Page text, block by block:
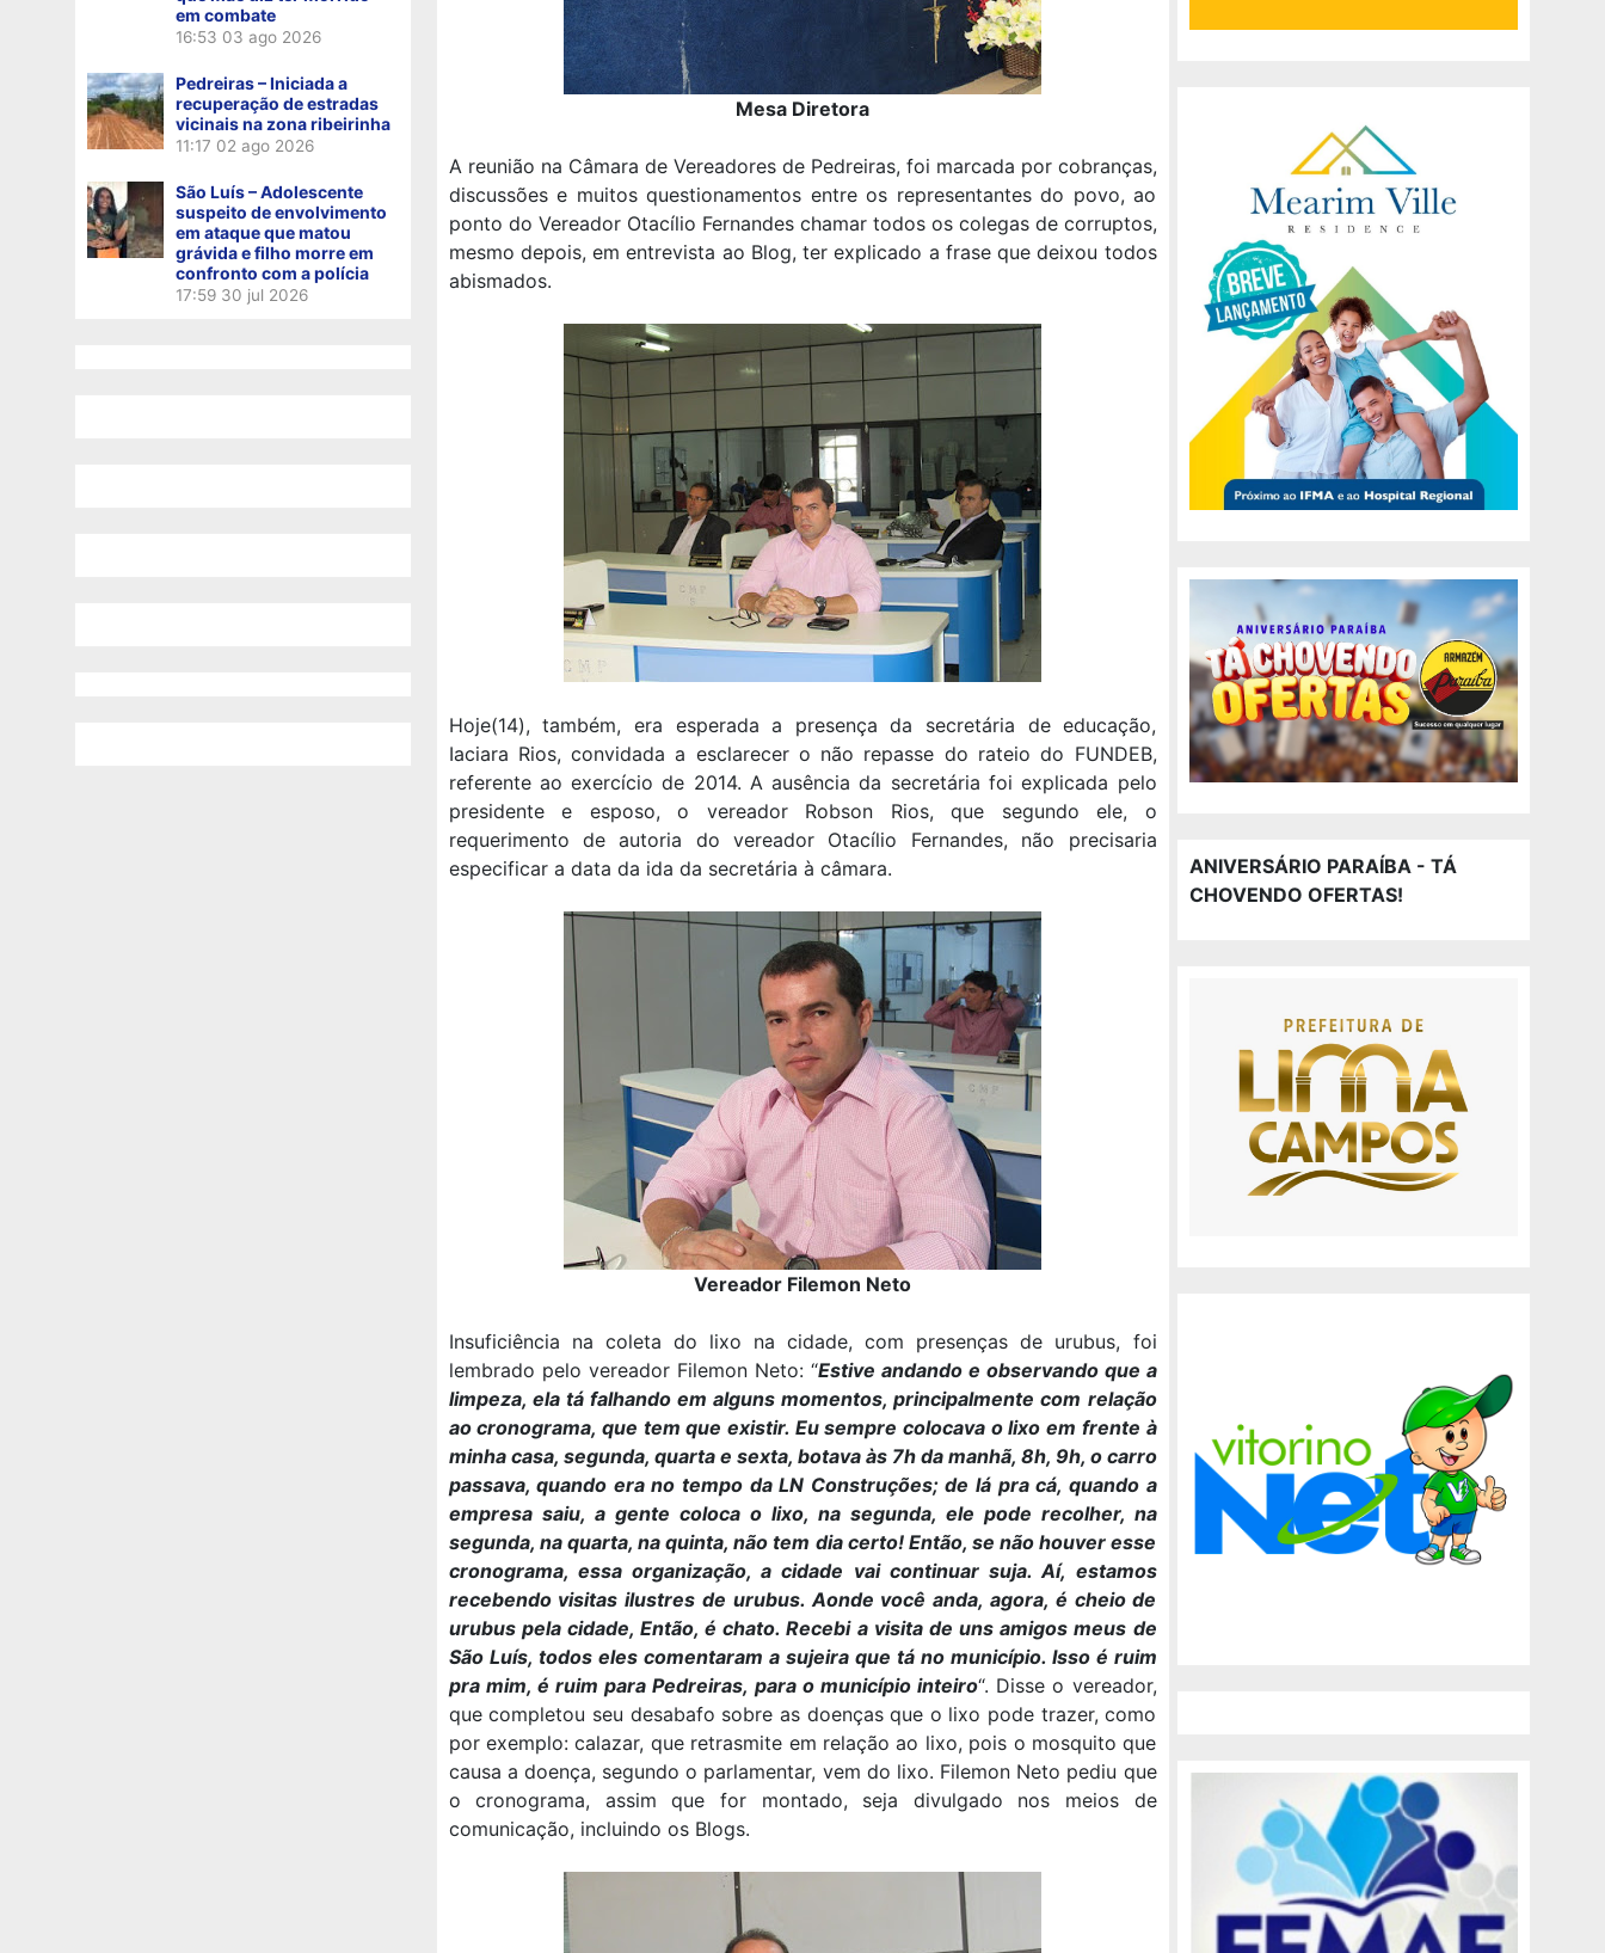
em combate
16:53 03 ago 2026
Pedreiras – Iniciada a
recuperação de estradas
vicinais na zona ribeirinha
11:17 02 ago 2026
São Luís – Adolescente
suspeito de envolvimento
em ataque que matou
grávida e filho morre em
confronto com a polícia
17:59 30 jul 2026
Mesa Diretora
A reunião na Câmara de Vereadores de Pedreiras, foi marcada por cobranças,
discussões e muitos questionamentos entre os representantes do povo, ao
ponto do Vereador Otacílio Fernandes chamar todos os colegas de corruptos,
mesmo depois, em entrevista ao Blog, ter explicado a frase que deixou todos
abismados.
Hoje(14), também, era esperada a presença da secretária de educação,
Iaciara Rios, convidada a esclarecer o não repasse do rateio do FUNDEB,
referente ao exercício de 2014. A ausência da secretária foi explicada pelo
presidente e esposo, o vereador Robson Rios, que segundo ele, o
requerimento de autoria do vereador Otacílio Fernandes, não precisaria
especificar a data da ida da secretária à câmara.
Vereador Filemon Neto
Insuficiência na coleta do lixo na cidade, com presenças de urubus, foi
lembrado pelo vereador Filemon Neto: “Estive andando e observando que a
limpeza, ela tá falhando em alguns momentos, principalmente com relação
ao cronograma, que tem que existir. Eu sempre colocava o lixo em frente à
minha casa, segunda, quarta e sexta, botava às 7h da manhã, 8h, 9h, o carro
passava, quando era no tempo da LN Construções; de lá pra cá, quando a
empresa saiu, a gente coloca o lixo, na segunda, ele pode recolher, na
segunda, na quarta, na quinta, não tem dia certo! Então, se não houver esse
cronograma, essa organização, a cidade vai continuar suja. Aí, estamos
recebendo visitas ilustres de urubus. Aonde você anda, agora, é cheio de
urubus pela cidade, Então, é chato. Recebi a visita de uns amigos meus de
São Luís, todos eles comentaram a sujeira que tá no município. Isso é ruim
pra mim, é ruim para Pedreiras, para o município inteiro“. Disse o vereador,
que completou seu desabafo sobre as doenças que o lixo pode trazer, como
por exemplo: calazar, que retrasmite em relação ao lixo, pois o mosquito que
causa a doença, segundo o parlamentar, vem do lixo. Filemon Neto pediu que
o cronograma, assim que for montado, seja divulgado nos meios de
comunicação, incluindo os Blogs.
ANIVERSÁRIO PARAÍBA - TÁ
CHOVENDO OFERTAS!